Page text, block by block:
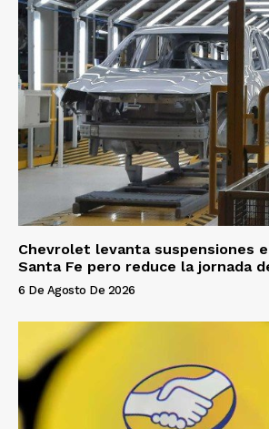
Chevrolet levanta suspensiones
Santa Fe pero reduce la jornada
6 De Agosto De 2026